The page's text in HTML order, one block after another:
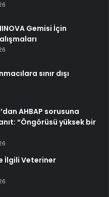
Gemisi İçin
sınır dışı
AHBAP sorusuna
“Öngörüsü yüksek bir
İlgili Veteriner